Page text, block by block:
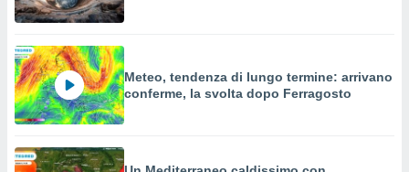
Meteo, tendenza di lungo termine: arrivano
conferme, la svolta dopo Ferragosto